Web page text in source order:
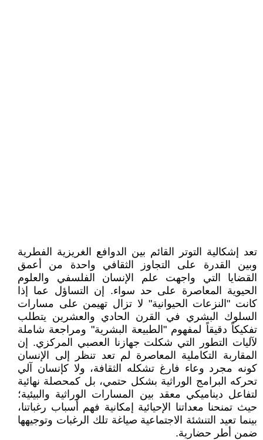
تعد إشكالية التوتر القائم بين الدوافع الغريزية الفطرية
وبين القدرة على التجاوز الثقافي واحدة من أعمق
القضايا التي واجهت علم الإنسان الفلسفي والعلوم
الحيوية المعاصرة على حد سواء. إن التساؤل عما إذا
كانت "النزعات الحيوانية" لا تزال تهيمن على مسارات
السلوك البشري في القرن الحادي والعشرين يتطلب
تفكيكاً دقيقاً لمفهوم "الطبيعة البشرية" ومراجعة شاملة
لآليات التطور التي شكلت جهازنا العصبي المركزي. إن
المقاربة التكاملية المعاصرة لم تعد تنظر إلى الإنسان
كونه مجرد وعاء فارغ تشكله الثقافة، ولا كإنسان آلي
تحركه البرامج الوراثية بشكل حتمي، بل كمحصلة نهائية
لتفاعل ديناميكي معقد بين المسارات الوراثية والبيئية؛
حيث تمنحنا معداتنا الإحيائية إمكانية فهم أسباب رغباتنا،
بينما تعيد التنشئة الاجتماعية صياغة تلك الرغبات وتوجيهها
ضمن أطر حضارية.